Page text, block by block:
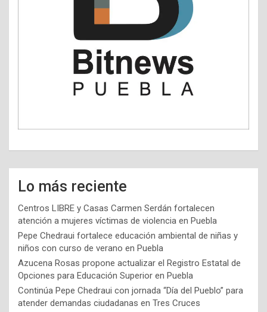
Lo más reciente
Centros LIBRE y Casas Carmen Serdán fortalecen
atención a mujeres víctimas de violencia en Puebla
Pepe Chedraui fortalece educación ambiental de niñas y
niños con curso de verano en Puebla
Azucena Rosas propone actualizar el Registro Estatal de
Opciones para Educación Superior en Puebla
Continúa Pepe Chedraui con jornada “Día del Pueblo” para
atender demandas ciudadanas en Tres Cruces